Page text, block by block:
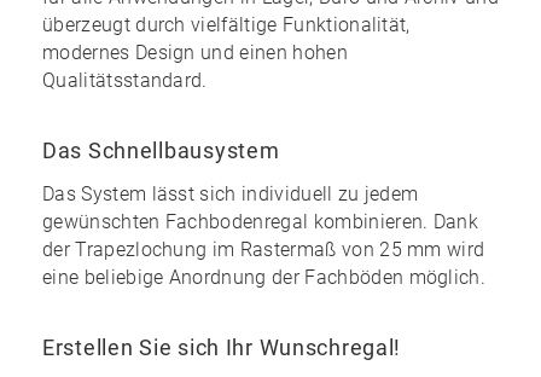
überzeugt durch vielfältige Funktionalität,
modernes Design und einen hohen
Qualitätsstandard.
Das Schnellbausystem
Das System lässt sich individuell zu jedem
gewünschten Fachbodenregal kombinieren. Dank
der Trapezlochung im Rastermaß von 25 mm wird
eine beliebige Anordnung der Fachböden möglich.
Erstellen Sie sich Ihr Wunschregal!